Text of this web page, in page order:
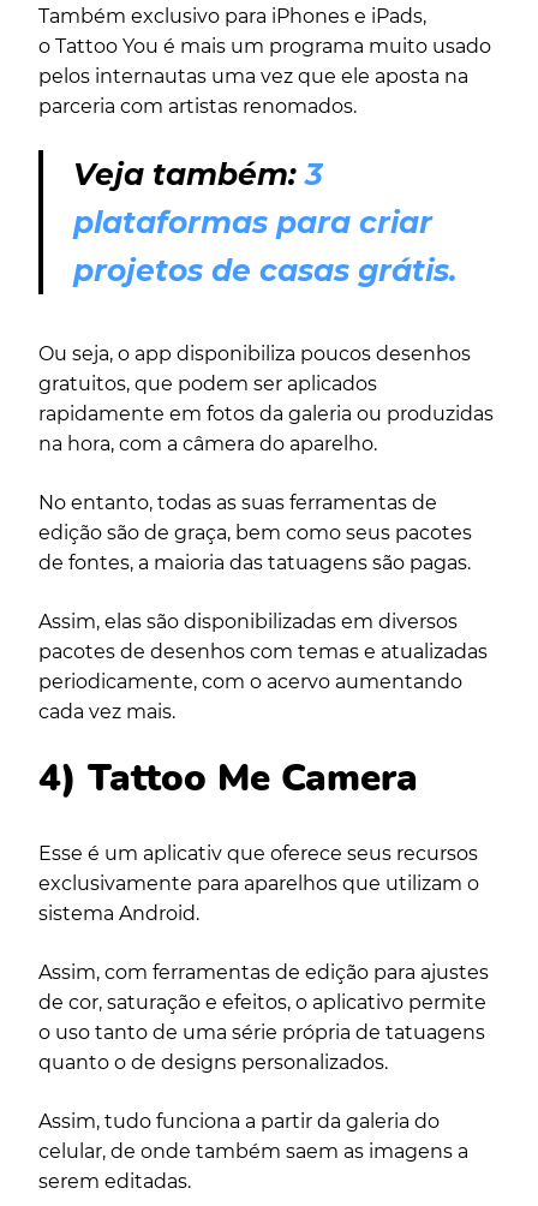
Também exclusivo para iPhones e iPads,
o Tattoo You é mais um programa muito usado
pelos internautas uma vez que ele aposta na
parceria com artistas renomados.
Veja também:3
plataformas para criar
projetos de casas grátis.
Ou seja, o app disponibiliza poucos desenhos
gratuitos, que podem ser aplicados
rapidamente em fotos da galeria ou produzidas
na hora, com a câmera do aparelho.
No entanto, todas as suas ferramentas de
edição são de graça, bem como seus pacotes
de fontes, a maioria das tatuagens são pagas.
Assim, elas são disponibilizadas em diversos
pacotes de desenhos com temas e atualizadas
periodicamente, com o acervo aumentando
cada vez mais.
4) Tattoo Me Camera
Esse é um aplicativ que oferece seus recursos
exclusivamente para aparelhos que utilizam o
sistema Android.
Assim, com ferramentas de edição para ajustes
de cor, saturação e efeitos, o aplicativo permite
o uso tanto de uma série própria de tatuagens
quanto o de designs personalizados.
Assim, tudo funciona a partir da galeria do
celular, de onde também saem as imagens a
serem editadas.